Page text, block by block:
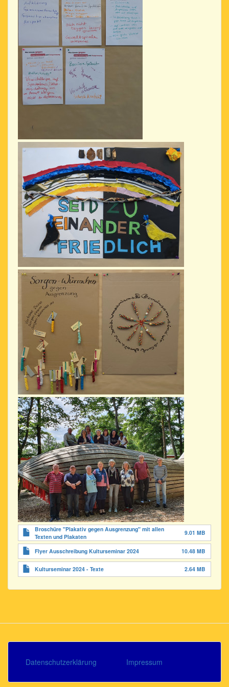
Broschüre "Plakativ gegen Ausgrenzung" mit allen
Texten und Plakaten
9.01 MB
Flyer Ausschreibung Kulturseminar 2024 10.48 MB
Kulturseminar 2024 - Texte 2.64 MB
Footer
Datenschutzerklärung Impressum